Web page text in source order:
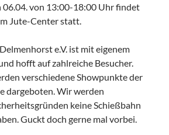
06.04. von 13:00-18:00 Uhr findet
Jute-Center statt.
e.V. ist mit eigenem
hofft auf zahlreiche Besucher.
verschiedene Showpunkte der
dargeboten. Wir werden
keine Schießbahn
Guckt doch gerne mal vorbei.